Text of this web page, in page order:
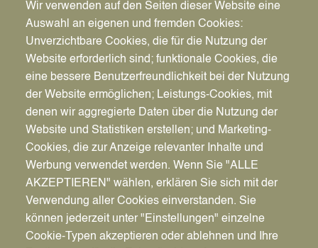
WIRTSCHAFTSFÖRDERUNG
Aktuelles für Unternehmen
Pfadnavigation
Wirtschaft | Bauen | Umwelt Wirtschaftsförderung News
Wir verwenden auf den Seiten dieser Website eine
Auswahl an eigenen und fremden Cookies:
Unverzichtbare Cookies, die für die Nutzung der
Website erforderlich sind; funktionale Cookies, die
eine bessere Benutzerfreundlichkeit bei der Nutzung
der Website ermöglichen; Leistungs-Cookies, mit
denen wir aggregierte Daten über die Nutzung der
Website und Statistiken erstellen; und Marketing-
Cookies, die zur Anzeige relevanter Inhalte und
Werbung verwendet werden. Wenn Sie "ALLE
AKZEPTIEREN" wählen, erklären Sie sich mit der
Verwendung aller Cookies einverstanden. Sie
können jederzeit unter "Einstellungen" einzelne
Cookie-Typen akzeptieren oder ablehnen und Ihre